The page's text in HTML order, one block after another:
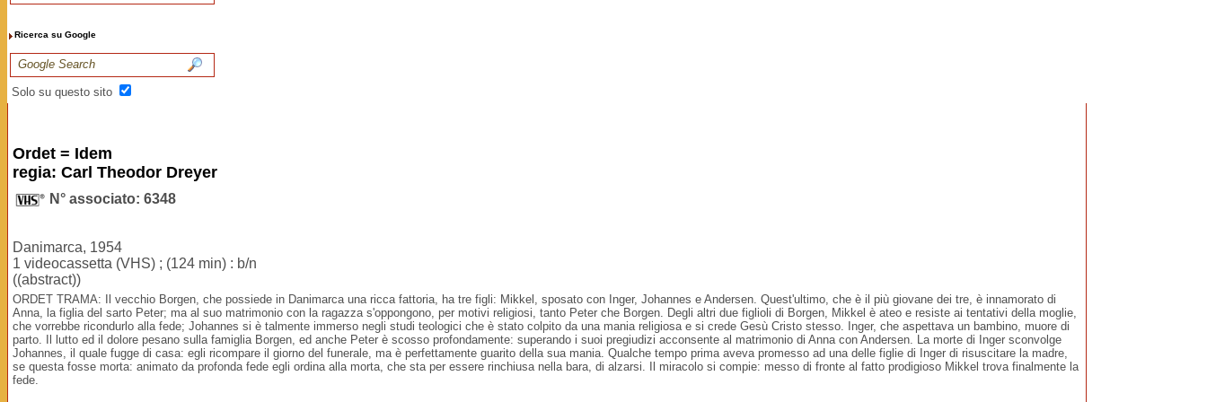
Ricerca su Google
Solo su questo sito
Ordet = Idem
regia: Carl Theodor Dreyer
N° associato: 6348
Danimarca, 1954
1 videocassetta (VHS) ; (124 min) : b/n
((abstract))
ORDET TRAMA: Il vecchio Borgen, che possiede in Danimarca una ricca fattoria, ha tre figli: Mikkel, sposato con Inger, Johannes e Andersen. Quest'ultimo, che è il più giovane dei tre, è innamorato di
Anna, la figlia del sarto Peter; ma al suo matrimonio con la ragazza s'oppongono, per motivi religiosi, tanto Peter che Borgen. Degli altri due figlioli di Borgen, Mikkel è ateo e resiste ai tentativi della moglie,
che vorrebbe ricondurlo alla fede; Johannes si è talmente immerso negli studi teologici che è stato colpito da una mania religiosa e si crede Gesù Cristo stesso. Inger, che aspettava un bambino, muore di
parto. Il lutto ed il dolore pesano sulla famiglia Borgen, ed anche Peter è scosso profondamente: superando i suoi pregiudizi acconsente al matrimonio di Anna con Andersen. La morte di Inger sconvolge
Johannes, il quale fugge di casa: egli ricompare il giorno del funerale, ma è perfettamente guarito della sua mania. Qualche tempo prima aveva promesso ad una delle figlie di Inger di risuscitare la madre,
se questa fosse morta: animato da profonda fede egli ordina alla morta, che sta per essere rinchiusa nella bara, di alzarsi. Il miracolo si compie: messo di fronte al fatto prodigioso Mikkel trova finalmente la
fede.